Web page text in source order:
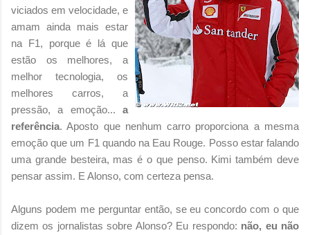
viciados em velocidade, e
amam ainda mais estar
na F1, porque é lá que
estão os melhores, a
melhor tecnologia, os
melhores carros, a
pressão, a emoção... a
referência. Aposto que nenhum carro proporciona a mesma
emoção que um F1 quando na Eau Rouge. Posso estar falando
uma grande besteira, mas é o que penso. Kimi também deve
pensar assim. E Alonso, com certeza pensa.
Alguns podem me perguntar então, se eu concordo com o que
dizem os jornalistas sobre Alonso? Eu respondo: não, eu não